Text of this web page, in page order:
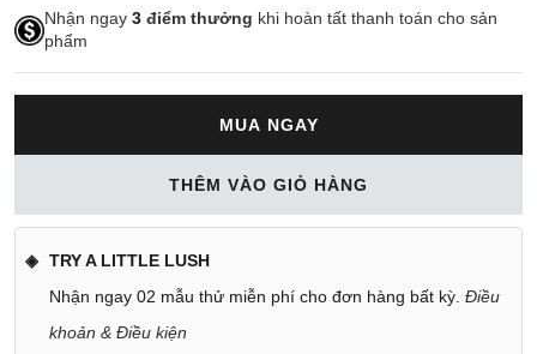
Nhận ngay 3 điểm thưởng khi hoàn tất thanh toán cho sản
phẩm
MUA NGAY
THÊM VÀO GIỎ HÀNG
TRY A LITTLE LUSH
Nhận ngay 02 mẫu thử miễn phí cho đơn hàng bất kỳ. Điều
khoản & Điều kiện